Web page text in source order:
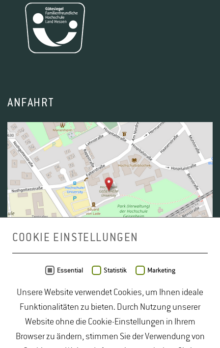
ANFAHRT
OpenStreetMap - Veröffentlicht unterODbL
duales Studium Gartenbau| Gartenbau Studium|
Lebensmittelrecht Studium|Lebensmittelsicherheit
Studium| Naturschutz Studium|Oenologie
COOKIE EINSTELLUNGEN
Essential Statistik Marketing
Unsere Website verwendet Cookies, um Ihnen ideale
Funktionalitäten zu bieten. Durch Nutzung unserer
Website ohne die Cookie-Einstellungen in Ihrem
Browser zu ändern, stimmen Sie der Verwendung von